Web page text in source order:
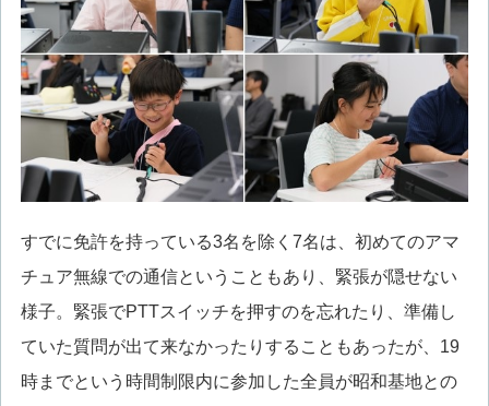
すでに免許を持っている3名を除く7名は、初めてのアマ
チュア無線での通信ということもあり、緊張が隠せない
様子。緊張でPTTスイッチを押すのを忘れたり、準備し
ていた質問が出て来なかったりすることもあったが、19
時までという時間制限内に参加した全員が昭和基地との